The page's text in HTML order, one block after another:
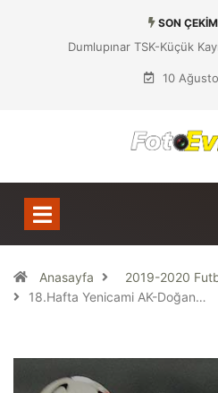
SON
Dumlupınar TSK-
10
Anasayfa
2019-2020
18.Hafta Yenicami AK-Doğan…